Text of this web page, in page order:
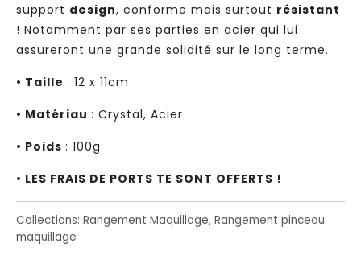
support design, conforme mais surtout résistant
! Notamment par ses parties en acier qui lui
assureront une grande solidité sur le long terme.
• Taille : 12 x 11cm
• Matériau : Crystal, Acier
• Poids : 100g
• LES FRAIS DE PORTS TE SONT OFFERTS !
Collections: Rangement Maquillage, Rangement pinceau
maquillage